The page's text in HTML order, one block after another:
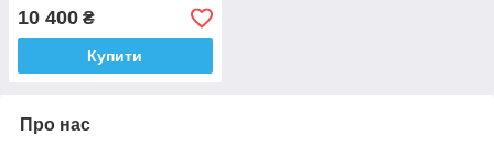
10 400 ₴
Купити
Про нас